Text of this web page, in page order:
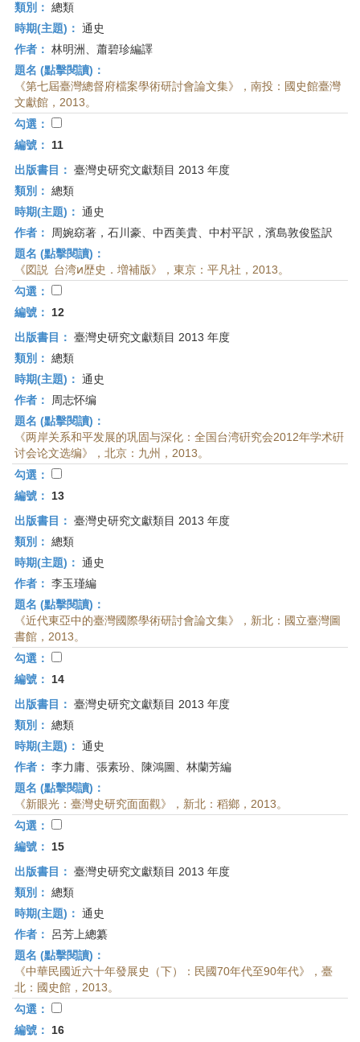
類別： 總類
時期(主題)： 通史
作者： 林明洲、蕭碧珍編譯
題名 (點擊閱讀)：
《第七屆臺灣總督府檔案學術研討會論文集》，南投：國史館臺灣
文獻館，2013。
勾選：
編號：
11
出版書目： 臺灣史研究文獻類目 2013 年度
類別： 總類
時期(主題)： 通史
作者：
周婉窈著，石川豪、中西美貴、中村平訳，濱島敦俊監訳
題名 (點擊閱讀)：
《図説 台湾ͷ歴史．増補版》，東京：平凡社，2013。
勾選：
編號：
12
出版書目： 臺灣史研究文獻類目 2013 年度
類別： 總類
時期(主題)： 通史
作者：
周志怀编
題名 (點擊閱讀)：
《两岸关系和平发展的巩固与深化：全国台湾硏究会2012年学术硏
讨会论文选编》，北京：九州，2013。
勾選：
編號：
13
出版書目： 臺灣史研究文獻類目 2013 年度
類別： 總類
時期(主題)： 通史
作者： 李玉瑾編
題名 (點擊閱讀)：
《近代東亞中的臺灣國際學術研討會論文集》，新北：國立臺灣圖
書館，2013。
勾選：
編號：
14
出版書目： 臺灣史研究文獻類目 2013 年度
類別： 總類
時期(主題)： 通史
作者： 李力庸、張素玢、陳鴻圖、林蘭芳編
題名 (點擊閱讀)：
《新眼光：臺灣史研究面面觀》，新北：稻鄉，2013。
勾選：
編號：
15
出版書目： 臺灣史研究文獻類目 2013 年度
類別： 總類
時期(主題)： 通史
作者：
呂芳上總纂
題名 (點擊閱讀)：
《中華民國近六十年發展史（下）：民國70年代至90年代》，臺
北：國史館，2013。
勾選：
編號：
16